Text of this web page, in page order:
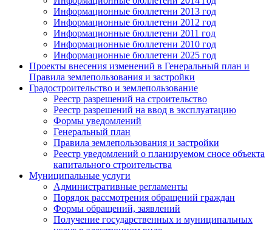
Информационные бюллетени 2013 год
Информационные бюллетени 2012 год
Информационные бюллетени 2011 год
Информационные бюллетени 2010 год
Информационные бюллетени 2025 год
Проекты внесения изменений в Генеральный план и
Правила землепользования и застройки
Градостроительство и землепользование
Реестр разрешений на строительство
Реестр разрешений на ввод в эксплуатацию
Формы уведомлений
Генеральный план
Правила землепользования и застройки
Реестр уведомлений о планируемом сносе объекта
капитального строительства
Муниципальные услуги
Административные регламенты
Порядок рассмотрения обращений граждан
Формы обращений, заявлений
Получение государственных и муниципальных